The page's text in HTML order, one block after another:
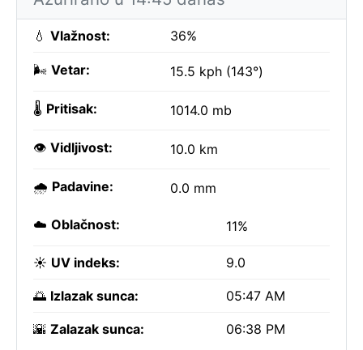
💧 Vlažnost: 36%
🌬️ Vetar: 15.5 kph (143°)
🌡️ Pritisak: 1014.0 mb
👁️ Vidljivost: 10.0 km
🌧️ Padavine: 0.0 mm
☁️ Oblačnost: 11%
☀️ UV indeks: 9.0
🌅 Izlazak sunca: 05:47 AM
🌇 Zalazak sunca: 06:38 PM